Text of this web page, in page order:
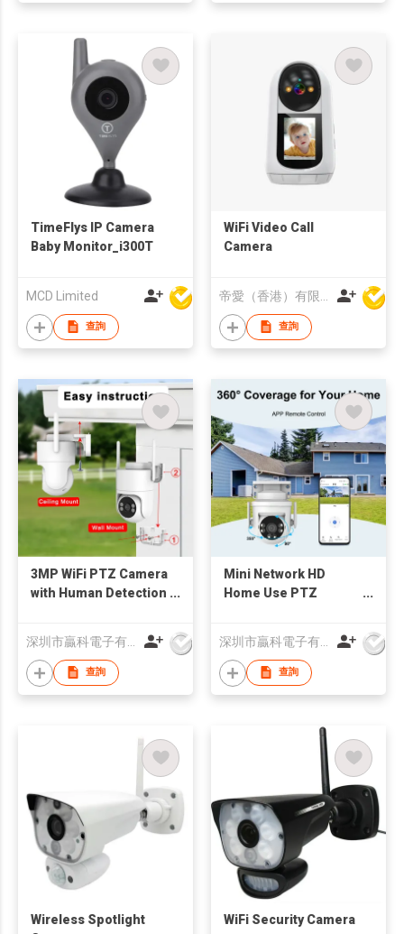
TimeFlys IP Camera
Baby Monitor_i300T
MCD Limited
查詢
WiFi Video Call
Camera
查詢
3MP WiFi PTZ Camera
with Human Detection
查詢
Mini Network HD
Home Use PTZ
查詢
Wireless Spotlight
WiFi Security Camera